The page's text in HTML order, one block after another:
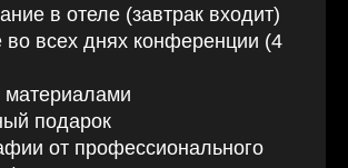
в отеле (завтрак входит)
во всех днях конференции (4
материалами
подарок
от профессионального